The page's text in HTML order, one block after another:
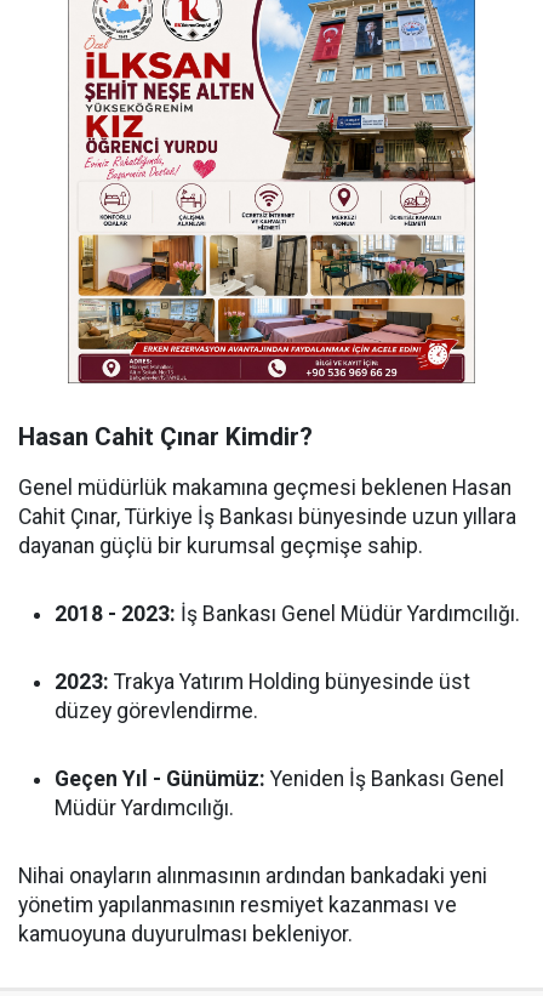
Hasan Cahit Çınar Kimdir?
Genel müdürlük makamına geçmesi beklenen Hasan
Cahit Çınar, Türkiye İş Bankası bünyesinde uzun yıllara
dayanan güçlü bir kurumsal geçmişe sahip.
2018 - 2023: İş Bankası Genel Müdür Yardımcılığı.
2023: Trakya Yatırım Holding bünyesinde üst
düzey görevlendirme.
Geçen Yıl - Günümüz: Yeniden İş Bankası Genel
Müdür Yardımcılığı.
Nihai onayların alınmasının ardından bankadaki yeni
yönetim yapılanmasının resmiyet kazanması ve
kamuoyuna duyurulması bekleniyor.